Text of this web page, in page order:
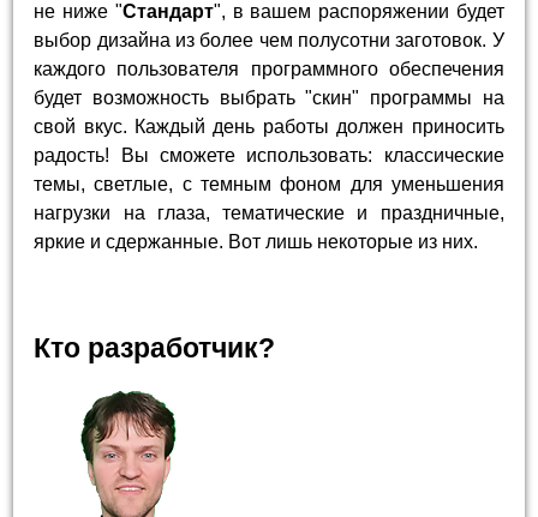
не ниже "Стандарт", в вашем распоряжении будет
выбор дизайна из более чем полусотни заготовок. У
каждого пользователя программного обеспечения
будет возможность выбрать "скин" программы на
свой вкус. Каждый день работы должен приносить
радость! Вы сможете использовать: классические
темы, светлые, с темным фоном для уменьшения
нагрузки на глаза, тематические и праздничные,
яркие и сдержанные. Вот лишь некоторые из них.
Кто разработчик?